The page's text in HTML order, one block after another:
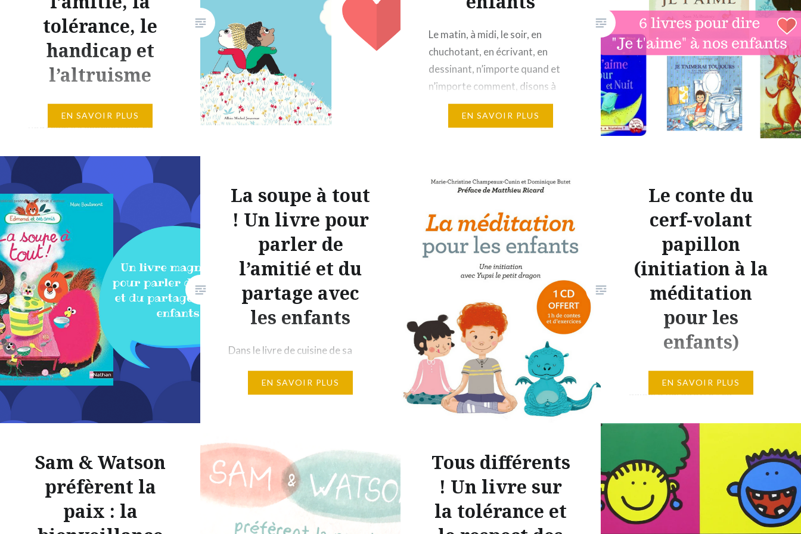
tolérance, le
handicap et
l’altruisme
« Aujourd’hui à l’école, il y a un
nouveau. Il s’appelle Sam. Le
n’est pas qu’il est nouveau, c’est
qu’il est différent. Il ne fait rien
comme les autres. » En effet,
Sam regarde le ciel…au lieu de
jouer à la toupie, à chat glacé ou
à l’épervier comme les autres…
EN SAVOIR PLUS
Le matin, à midi, le soir, en
chuchotant, en écrivant, en
dessinant, n’importe quand et
n’importe comment, disons à
nos enfants à quel point nous les
aimons. Cette sélection de 6
en s’épanouissant. Même si
EN SAVOIR PLUS
La soupe à tout
! Un livre pour
parler de
l’amitié et du
partage avec
les enfants
Dans le livre de cuisine de sa
la recette de la soupe à tout. Il
son choix et le plonge dans l’eau.
Mais ce qui rend la soupe à tout
vraiment extraordinaire,…
EN SAVOIR PLUS
Le conte du
cerf-volant
papillon
(initiation à la
méditation
pour les
enfants)
Je souhaitais vous parler
aujourd’hui du livre « La
Marie Christine-Cunin et
Dominique Butet. Cet ouvrage
(et son CD), préfacé par
Matthieu Ricard, permettent
aux enfants dès 3 ans de s’initier
à la méditation via des rituels,
des exercices de respiration, des
EN SAVOIR PLUS
Sam & Watson
préfèrent la
paix : la
Tous différents
! Un livre sur
la tolérance et